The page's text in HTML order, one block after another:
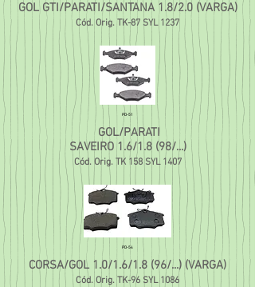
GOL GTI/PARATI/SANTANA 1.8/2.0 (VARGA)
Cód. Orig. TK-87 SYL 1237
PD-51
GOL/PARATI
SAVEIRO 1.6/1.8 (98/...)
Cód. Orig. TK 158 SYL 1407
PD-54
CORSA/GOL 1.0/1.6/1.8 (96/...) (VARGA)
Cód. Orig. TK-96 SYL 1086